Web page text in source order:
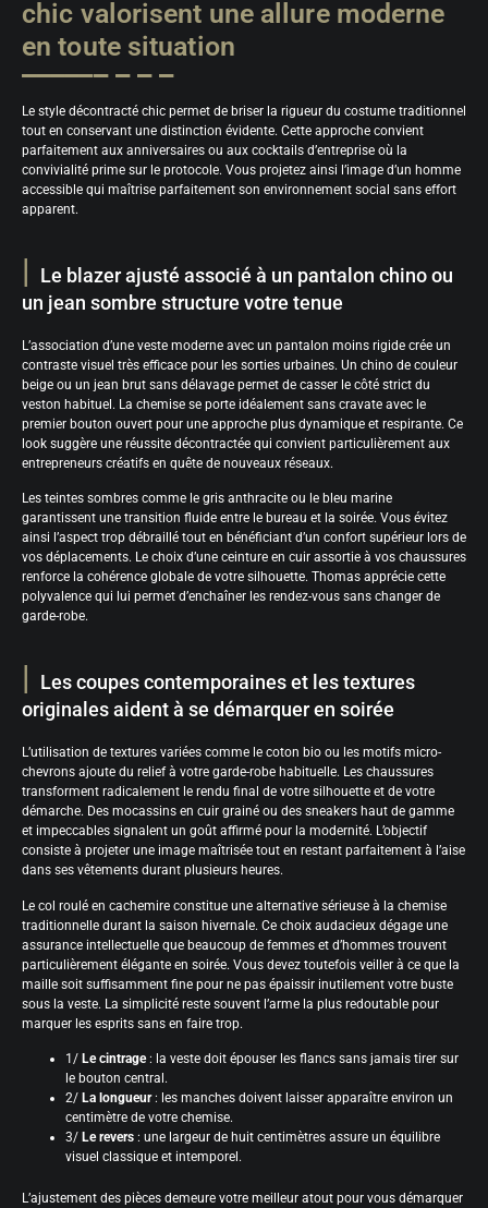
chic valorisent une allure moderne
en toute situation
Le style décontracté chic permet de briser la rigueur du costume traditionnel
tout en conservant une distinction évidente. Cette approche convient
parfaitement aux anniversaires ou aux cocktails d’entreprise où la
convivialité prime sur le protocole. Vous projetez ainsi l’image d’un homme
accessible qui maîtrise parfaitement son environnement social sans effort
apparent.
Le blazer ajusté associé à un pantalon chino ou
un jean sombre structure votre tenue
L’association d’une veste moderne avec un pantalon moins rigide crée un
contraste visuel très efficace pour les sorties urbaines. Un chino de couleur
beige ou un jean brut sans délavage permet de casser le côté strict du
veston habituel. La chemise se porte idéalement sans cravate avec le
premier bouton ouvert pour une approche plus dynamique et respirante. Ce
look suggère une réussite décontractée qui convient particulièrement aux
entrepreneurs créatifs en quête de nouveaux réseaux.
Les teintes sombres comme le gris anthracite ou le bleu marine
garantissent une transition fluide entre le bureau et la soirée. Vous évitez
ainsi l’aspect trop débraillé tout en bénéficiant d’un confort supérieur lors de
vos déplacements. Le choix d’une ceinture en cuir assortie à vos chaussures
renforce la cohérence globale de votre silhouette. Thomas apprécie cette
polyvalence qui lui permet d’enchaîner les rendez-vous sans changer de
garde-robe.
Les coupes contemporaines et les textures
originales aident à se démarquer en soirée
L’utilisation de textures variées comme le coton bio ou les motifs micro-
chevrons ajoute du relief à votre garde-robe habituelle. Les chaussures
transforment radicalement le rendu final de votre silhouette et de votre
démarche. Des mocassins en cuir grainé ou des sneakers haut de gamme
et impeccables signalent un goût affirmé pour la modernité. L’objectif
consiste à projeter une image maîtrisée tout en restant parfaitement à l’aise
dans ses vêtements durant plusieurs heures.
Le col roulé en cachemire constitue une alternative sérieuse à la chemise
traditionnelle durant la saison hivernale. Ce choix audacieux dégage une
assurance intellectuelle que beaucoup de femmes et d’hommes trouvent
particulièrement élégante en soirée. Vous devez toutefois veiller à ce que la
maille soit suffisamment fine pour ne pas épaissir inutilement votre buste
sous la veste. La simplicité reste souvent l’arme la plus redoutable pour
marquer les esprits sans en faire trop.
1/ Le cintrage: la veste doit épouser les flancs sans jamais tirer sur
le bouton central.
2/ La longueur: les manches doivent laisser apparaître environ un
centimètre de votre chemise.
3/ Le revers : une largeur de huit centimètres assure un équilibre
visuel classique et intemporel.
L’ajustement des pièces demeure votre meilleur atout pour vous démarquer